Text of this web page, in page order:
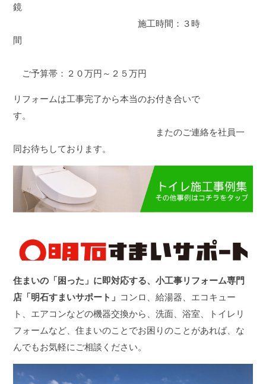
鏡
施工時間：３時
間
ご予算帯：２０万円～２５万円
リフォームは工事完了から本当のお付き合いで
す。
またのご連絡を社員一
同お待ちしております。
住まいの「困った」に即対応する、小工事リフォーム専門
店「明石すまいサポート」 コンロ、給湯器、エコキュー
ト、エアコンなどの機器交換から、洗面、浴室、トイレリ
フォームなど、住まいのことでお困りのことがあれば、な
んでもお気軽にご相談ください。